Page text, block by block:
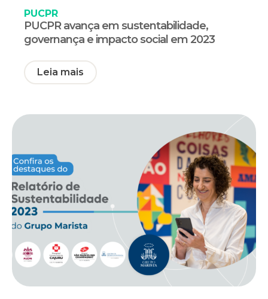
PUCPR
PUCPR avança em sustentabilidade,
governança e impacto social em 2023
Leia mais